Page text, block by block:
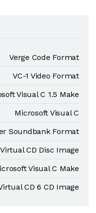
Verge Code Format
VC-1 Video Format
Visual C 1.5 Make
Microsoft Visual C
Soundbank Format
Virtual CD Disc Image
Visual C Make
CD 6 CD Image